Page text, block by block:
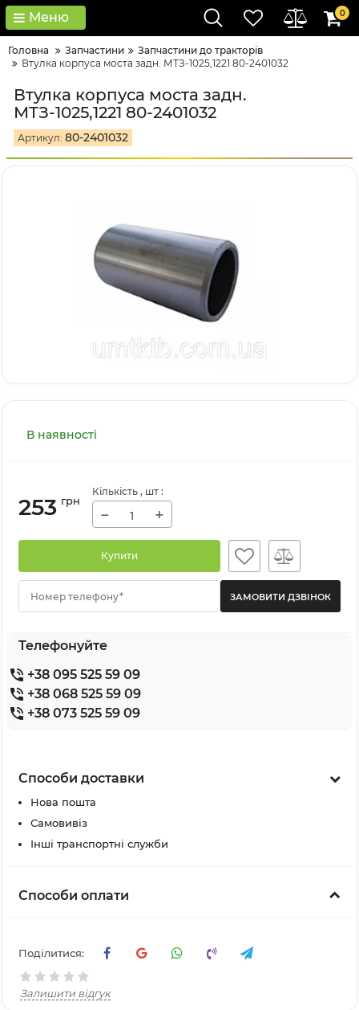
Меню 0
Головна Запчастини
Запчастини до тракторів
Втулка корпуса моста задн. МТЗ-1025,1221 80-2401032
Втулка корпуса моста задн.
МТЗ-1025,1221 80-2401032
Артикул: 80-2401032
В наявності
253 грн
Кількість , шт :
− +
Купити
Номер телефону*
Телефонуйте
+38 095 525 59 09
+38 068 525 59 09
+38 073 525 59 09
Способи доставки
Нова пошта
Самовивіз
Інші транспортні служби
Способи оплати
Поділитися:
Залишити відгук